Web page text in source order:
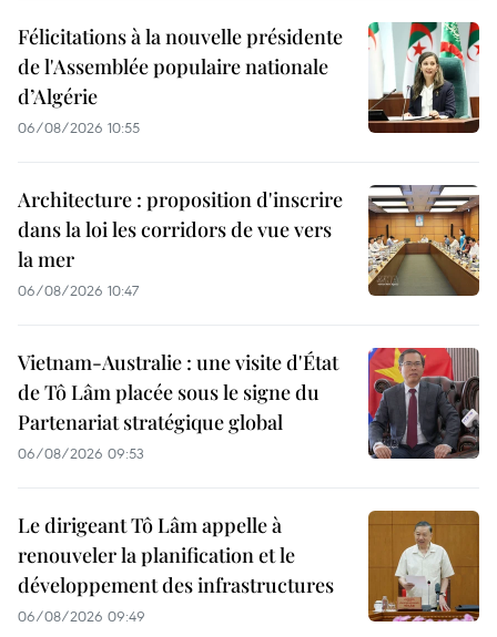
Félicitations à la nouvelle présidente
de l'Assemblée populaire nationale
d’Algérie
06/08/2026 10:55
Architecture : proposition d'inscrire
dans la loi les corridors de vue vers
la mer
06/08/2026 10:47
Vietnam-Australie : une visite d'État
de Tô Lâm placée sous le signe du
Partenariat stratégique global
06/08/2026 09:53
Le dirigeant Tô Lâm appelle à
renouveler la planification et le
développement des infrastructures
06/08/2026 09:49